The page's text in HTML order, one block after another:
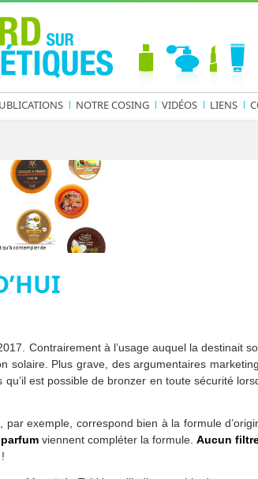
NOTRE COSING VIDÉOS LIENS
Contrairement à l’usage auquel la destinait
Plus grave, des argumentaires
est possible de bronzer en toute sécurité
exemple, correspond bien à la formule
parfumviennent compléter la formule. Aucun